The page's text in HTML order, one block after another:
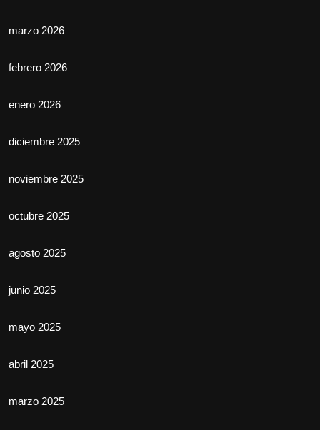
marzo 2026
febrero 2026
enero 2026
diciembre 2025
noviembre 2025
octubre 2025
agosto 2025
junio 2025
mayo 2025
abril 2025
marzo 2025